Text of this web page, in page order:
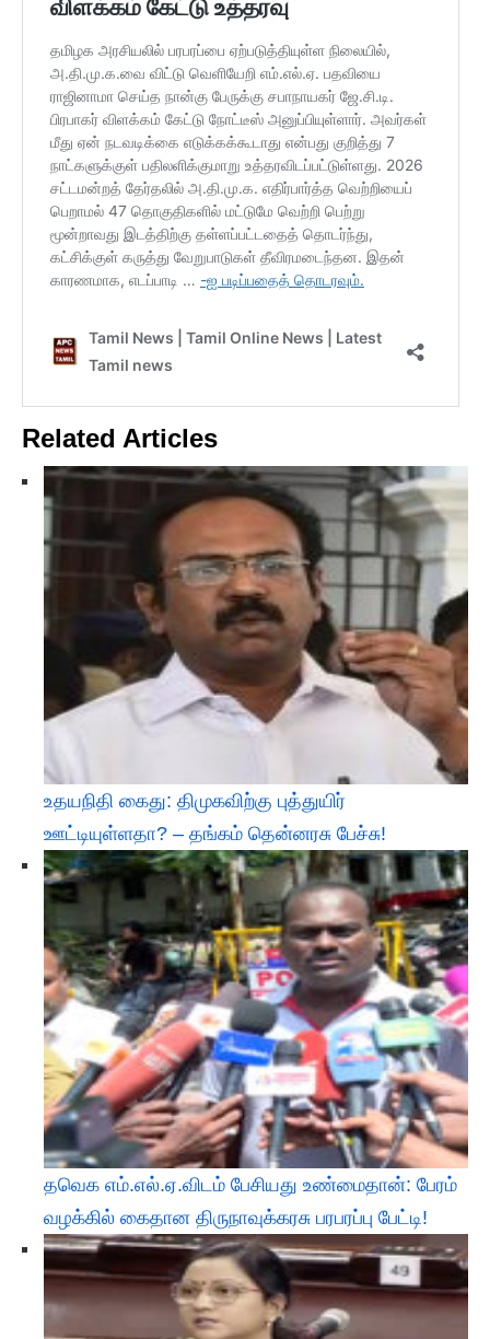
Related Articles
உதயநிதி கைது: திமுகவிற்கு புத்துயிர்
ஊட்டியுள்ளதா? – தங்கம் தென்னரசு பேச்சு!
தவெக எம்.எல்.ஏ.விடம் பேசியது உண்மைதான்: பேரம்
வழக்கில் கைதான திருநாவுக்கரசு பரபரப்பு பேட்டி!